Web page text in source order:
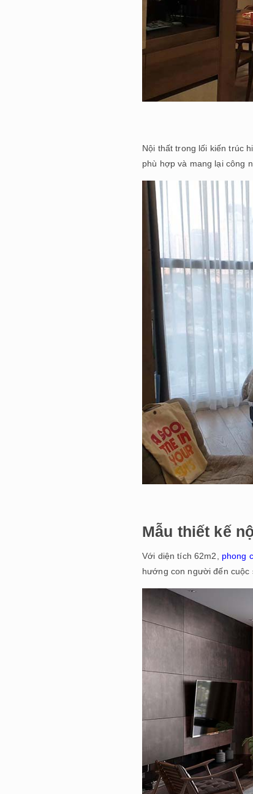
Nội thất trong lối kiến trúc
phù hợp và mang lại công
Mẫu thiết kế
Với diện tích 62m2, phong
hướng con người đến cuộc